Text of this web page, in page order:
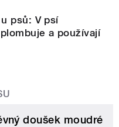
psů: V psí
a používají
doušek moudré